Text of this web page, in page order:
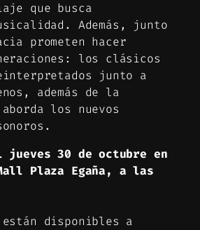
que busca
Además, junto
prometen hacer
los clásicos
junto a
además de la
los nuevos
30 de octubre en
Plaza Egaña, a las
están disponibles a